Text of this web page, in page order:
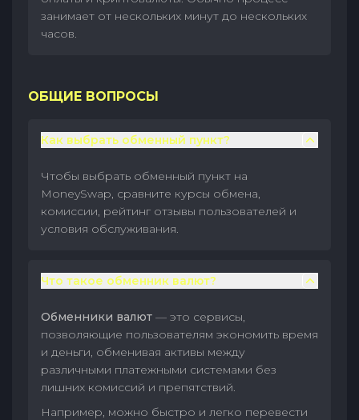
занимает от нескольких минут до нескольких
часов.
ОБЩИЕ ВОПРОСЫ
Как выбрать обменный пункт?
Чтобы выбрать обменный пункт на
MoneySwap, сравните курсы обмена,
комиссии, рейтинг отзывы пользователей и
условия обслуживания.
Что такое обменник валют?
Обменники валют — это сервисы,
позволяющие пользователям экономить время
и деньги, обменивая активы между
различными платежными системами без
лишних комиссий и препятствий.
Например, можно быстро и легко перевести